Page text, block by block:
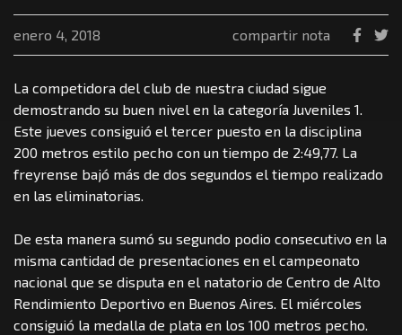
enero 4, 2018 compartir nota
La competidora del club de nuestra ciudad sigue
demostrando su buen nivel en la categoría Juveniles 1.
Este jueves consiguió el tercer puesto en la disciplina
200 metros estilo pecho con un tiempo de 2:49,77. La
freyrense bajó más de dos segundos el tiempo realizado
en las eliminatorias.
De esta manera sumó su segundo podio consecutivo en la
misma cantidad de presentaciones en el campeonato
nacional que se disputa en el natatorio de Centro de Alto
Rendimiento Deportivo en Buenos Aires. El miércoles
consiguió la medalla de plata en los 100 metros pecho.